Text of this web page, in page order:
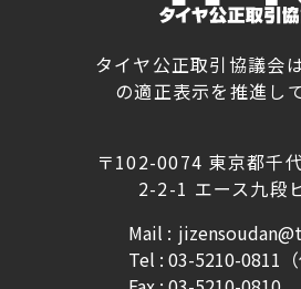
タイヤ公正取引協議会
の適正表示を推進し
〒102-0074 東京都千
2-2-1 エース九段
Mail :
Tel : 03-5210-0811（